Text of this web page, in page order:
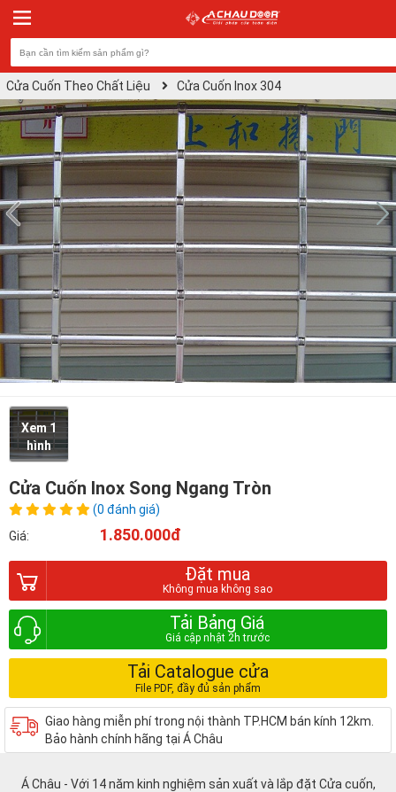
Cửa Cuốn Theo Chất Liệu Cửa Cuốn Inox 304
Xem 1
hình
Cửa Cuốn Inox Song Ngang Tròn
(0 đánh giá)
Giá:
1.850.000đ
Đặt mua
Tải Bảng Giá
Tải Catalogue cửa
Giao hàng miễn phí trong nội thành TP.HCM bán kính 12km.
Bảo hành chính hãng tại Á Châu
Á Châu - Với 14 năm kinh nghiệm sản xuất và lắp đặt Cửa cuốn,